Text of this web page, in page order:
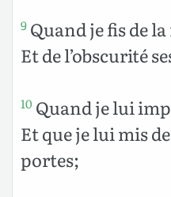
9 Quand je fis de
Et de l’obscurité
10 Quand je lui
Et que je lui mis
portes;